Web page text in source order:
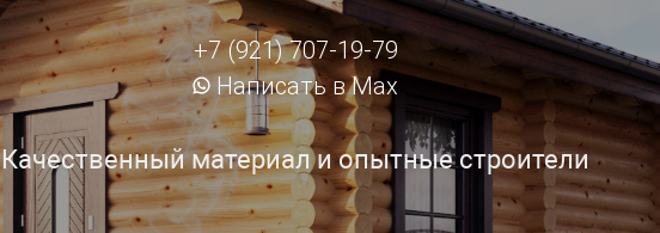
+7 (921) 707-19-79
Написать в Max
Качественный материал и опытные строители